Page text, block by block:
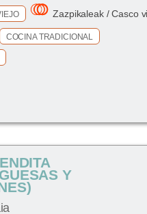
Zazpikaleak / Casco
COCINA TRADICIONAL
Y